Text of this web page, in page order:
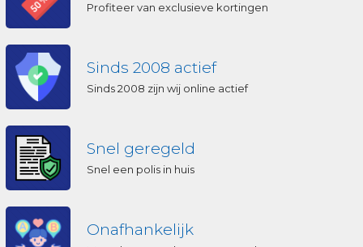
Profiteer van exclusieve kortingen
Sinds 2008 actief
Sinds 2008 zijn wij online actief
Snel geregeld
Snel een polis in huis
Onafhankelijk